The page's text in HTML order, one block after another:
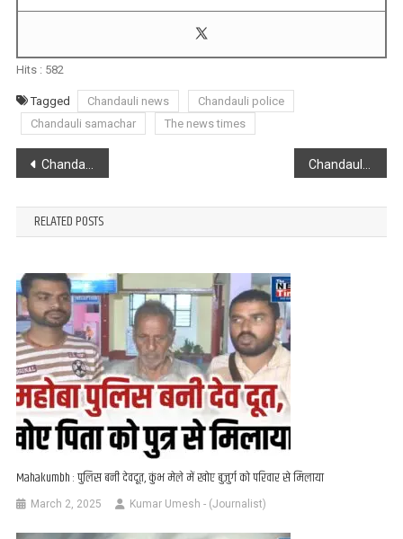
Hits : 582
Tagged Chandauli news
Chandauli police
Chandauli samachar
The news times
Post
navigation
Chandauli : 2 करोड़ के मादक पदार्थ के साथ एक गिरफ्तार
RELATED POSTS
Mahakumbh : पुलिस बनी देवदूत, कुंभ मेले में खोए बुजुर्ग को परिवार से मिलाया
March 2, 2025 Kumar Umesh - (Journalist)